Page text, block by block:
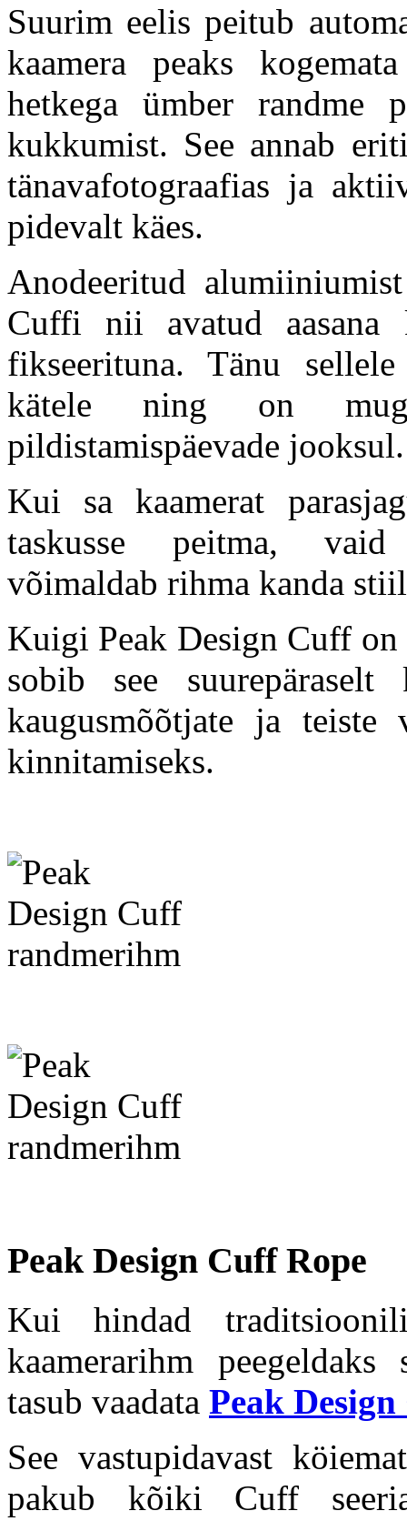
Suurim eelis peitub
kaamera peaks
hetkega ümber randme
kukkumist. See annab
tänavafotograafias ja
pidevalt käes.
Anodeeritud
Cuffi nii avatud aasana
fikseerituna. Tänu
kätele ning on
pildistamispäevade jooksul.
Kui sa kaamerat
taskusse peitma, vaid
võimaldab rihma kanda
Kuigi Peak Design Cuff on
sobib see suurepäraselt
kaugusmõõtjate ja teiste
kinnitamiseks.
Peak Design Cuff Rope
Kui hindad
kaamerarihm
tasub vaadata Peak
See vastupidavast
pakub kõiki Cuff